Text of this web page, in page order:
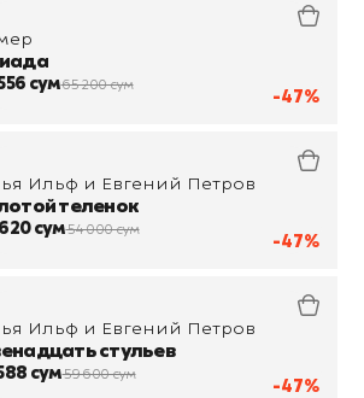
-47%
сум65 200 сум
-47%
Ильф и Евгений Петров
теленок
сум54 000 сум
-47%
Ильф и Евгений Петров
стульев
сум59 600 сум